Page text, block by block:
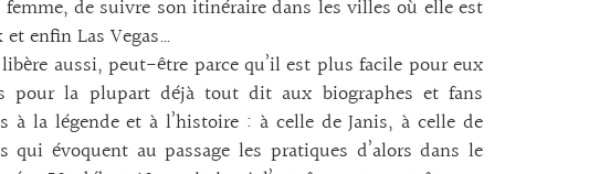
de suivre son itinéraire dans les villes où elle est
enfin Las Vegas…
aussi, peut-être parce qu’il est plus facile pour eux
pour la plupart déjà tout dit aux biographes et fans
la légende et à l’histoire : à celle de Janis, à celle de
évoquent au passage les pratiques d’alors dans le